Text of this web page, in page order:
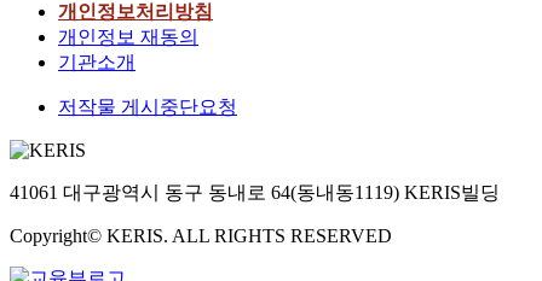
개인정보처리방침
개인정보 재동의
기관소개
저작물 게시중단요청
41061 대구광역시 동구 동내로 64(동내동1119) KERIS빌딩
Copyright© KERIS. ALL RIGHTS RESERVED